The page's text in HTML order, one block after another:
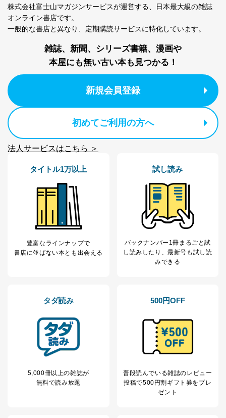
SNS公式アカウン
の個人情報
当社のサービス利用状況の把握お
お問い合わせ対応、トラブル対
質向上のため
その他当社のプライバシーポリシ
ー等にて公表する利用目的達成の
ため
※上記の利用目的のうちNo.1～5については保有個人デ
ータ（開示対象個人情報）の利用目的であり、下記4.の
開示等のご請求に対応させていただきます。
各SNS運営会社様にご請求いただきますようお願い致し
３．個人情報の第三者提供について
当社は、取得した個人情報を適切に管理し､あらかじめ
本人の同意を得ることなく第三者に提供することはあり
ません。ただし、次の場合は除きます。
法令に基づく場合
人の生命､身体または財産の保護のために必要がある
場合であって、本人の同意を得ることが困難であると
公衆衛生の向上または児童の健全な育成の推進のため
に特に必要がある場合であって、本人の同意を得るこ
により当該事務の遂行に支障を及ぼすおそれがあると
上記２．の利用目的を実施するために守秘義務を結ん
だ企業に、業務の一部として個人情報の取扱いを委
託・提供する場合、その業務に必要な範囲で委託・提
供先企業に個人情報を開示することがあります。
委託・提供先企業は具体的には以下のような企業です
が、これらに限りません。
委託先：カスタマーサポート支援会社 、クレジッ
トカード決済などの決済代行・料金回収会社、広
株式会社富士山マガジンサービスが運営する、
日本最大級の雑誌
オンライン書店です。
一般的な書店と異なり、 定期購読サービスに特化しています。
雑誌、新聞、シリーズ書籍、漫画や
本屋にも無い古い本も見つかる！
新規会員登録
初めてご利用の方へ
法人サービスはこちら ＞
タイトル1万以上
豊富なラインナップで
書店に並ばない本とも出会える
試し読み
バックナンバー1冊まるごと試
し読み したり、最新号も試し読
みできる
タダ読み
5,000冊以上の雑誌が
無料で読み放題
500円OFF
普段読んでいる雑誌のレビュー
投稿で500円割ギフト券をプレ
ゼント